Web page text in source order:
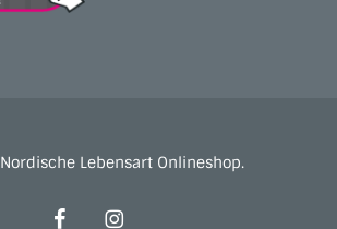
Lebensart Onlineshop.
facebookinstagram